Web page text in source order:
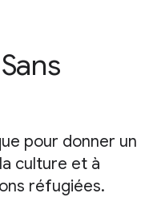
pour donner un
culture et à
réfugiées.